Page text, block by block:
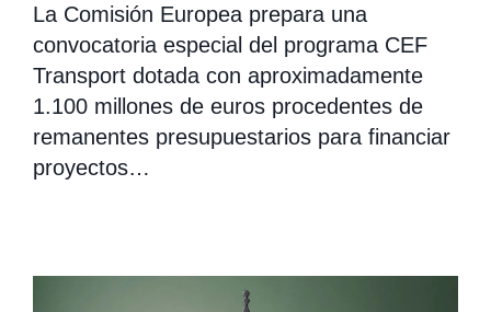
La Comisión Europea prepara una
convocatoria especial del programa CEF
Transport dotada con aproximadamente
1.100 millones de euros procedentes de
remanentes presupuestarios para financiar
proyectos…